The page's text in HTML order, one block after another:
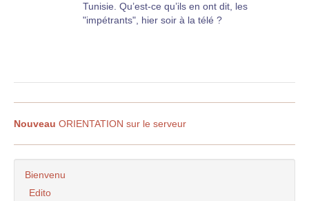
Tunisie. Qu’est-ce qu’ils en ont dit, les
"impétrants", hier soir à la télé ?
Nouveau ORIENTATION sur le serveur
Bienvenu
Edito